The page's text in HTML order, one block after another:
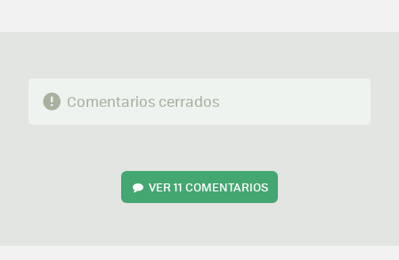
Comentarios cerrados
VER11 COMENTARIOS